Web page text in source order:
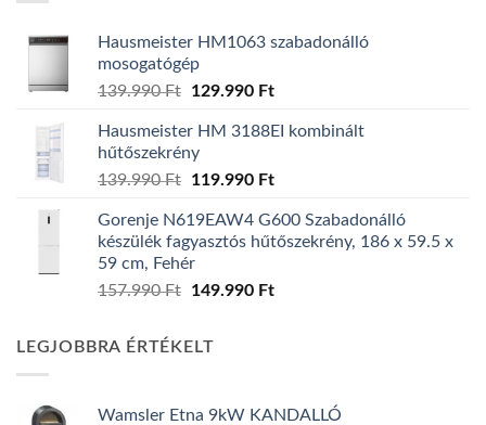
Hausmeister HM1063 szabadonálló
mosogatógép
139.990Ft
Original
was:
139.990 Ft.
129.990 FtCurrent
is:
Hausmeister HM 3188EI kombinált
hűtőszekrény
139.990Ft
Original
was:
139.990 Ft.
119.990 FtCurrent
is:
119.990 Ft.
Gorenje N619EAW4 G600 Szabadonálló
készülék fagyasztós hűtőszekrény, 186 x 59.5 x
59 cm, Fehér
157.990Ft
Original
157.990 Ft.
149.990 FtCurrent
LEGJOBBRA ÉRTÉKELT
Wamsler Etna 9kW KANDALLÓ